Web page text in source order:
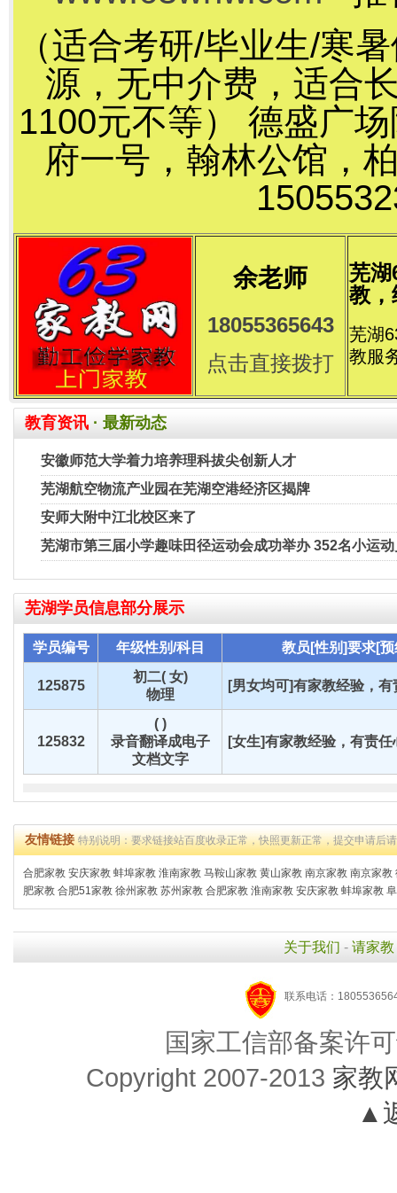
（适合考研/毕业生/寒
源，无中介费，适合
1100元不等） 德盛广
府一号，翰林公馆，
余老师
18055365643
点击直接拨打
芜湖
教，
芜湖
教服
教育资讯 · 最新动态
安徽师范大学着力培养理科拔尖创新人才
芜湖航空物流产业园在芜湖空港经济区揭牌
安师大附中江北校区来了
芜湖市第三届小学趣味田径运动会成功举办 352名小运
芜湖学员信息部分展示
学员编号 年级性别/科目 教员[性别]要求[
125875
初二( 女)
物理
[男女均可]有家教经验，
125832
( )
录音翻译成电子
文档文字
[女生]有家教经验，有责任
友情链接特别说明：要求链接站百度收录正常，快照更新正常，提交申请后
合肥家教 安庆家教 蚌埠家教 淮南家教 马鞍山家教 黄山家教 南京家教 南京家教
肥家教 合肥51家教 徐州家教 苏州家教 合肥家教 淮南家教 安庆家教 蚌埠家教
关于我们 - 请家教
联系电话：
国家工信部备案许
Copyright 2007-2013 家教
▲